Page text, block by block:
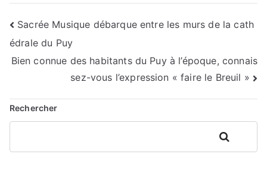
Navigation
de
l’article
Sacrée Musique débarque entre les murs de la cath
édrale du Puy
Bien connue des habitants du Puy à l’époque, connais
sez-vous l’expression « faire le Breuil »
Rechercher
Rechercher